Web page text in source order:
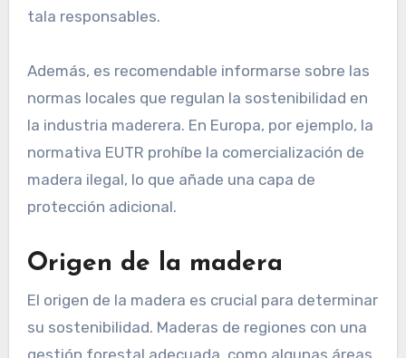
tala responsables.
Además, es recomendable informarse sobre las
normas locales que regulan la sostenibilidad en
la industria maderera. En Europa, por ejemplo, la
normativa EUTR prohíbe la comercialización de
madera ilegal, lo que añade una capa de
protección adicional.
Origen de la madera
El origen de la madera es crucial para determinar
su sostenibilidad. Maderas de regiones con una
gestión forestal adecuada, como algunas áreas